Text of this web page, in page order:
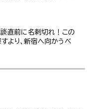
談直前に名刺切れ！この
より、新宿へ向かうべ